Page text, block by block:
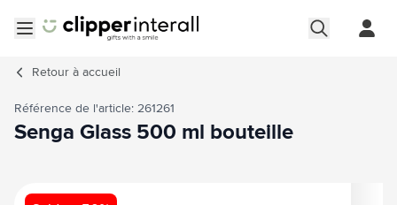
Retour à accueil
Image principale
Cliquez pour voir l'image en plein écran
Référence de l'article: 261261
Senga Glass 500 ml bouteille